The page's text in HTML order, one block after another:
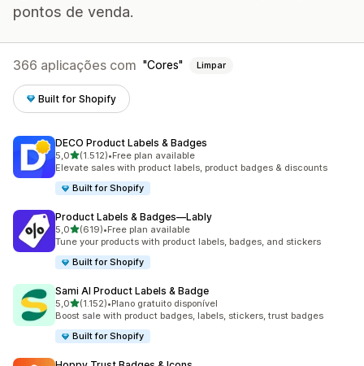
pontos de venda.
366 aplicações com Cores Limpar
Built for Shopify
DECO Product Labels & Badges
5,0de 5 estrelas
(1.512)
1512 total de avaliações
•Free plan available
Elevate sales with product labels, product badges & discounts
Built for Shopify
Product Labels & Badges—Lably
5,0de 5 estrelas
(619)
619 total de avaliações
•Free plan available
Tune your products with product labels, badges, and stickers
Built for Shopify
Sami AI Product Labels & Badge
5,0de 5 estrelas
(1.152)
1152 total de avaliações
•Plano gratuito disponível
Boost sale with product badges, labels, stickers, trust badges
Built for Shopify